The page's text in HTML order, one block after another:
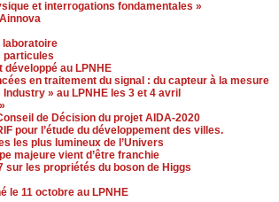
et interrogations fondamentales »
laboratoire
particules
au LPNHE
en traitement du signal : du capteur à la mesure
» au LPNHE les 3 et 4 avril
de Décision du projet AIDA-2020
pour l’étude du développement des villes.
les plus lumineux de l’Univers
majeure vient d’être franchie
sur les propriétés du boson de Higgs
le 11 octobre au LPNHE